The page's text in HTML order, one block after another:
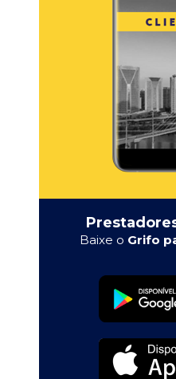
Baixe o Grifo